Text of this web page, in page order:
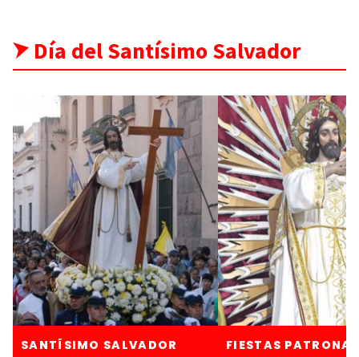
Día del Santísimo Salvador
SANTÍSIMO SALVADOR FIESTAS